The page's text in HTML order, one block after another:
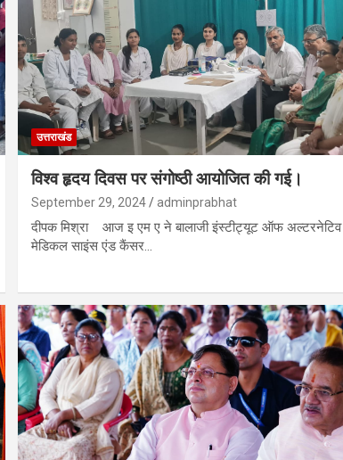
उत्तराखंड
विश्व हृदय दिवस पर संगोष्ठी आयोजित की गई।
September 29, 2024 adminprabhat
दीपक मिश्रा आज इ एम ए ने बालाजी इंस्टीट्यूट ऑफ अल्टरनेटिव
मेडिकल साइंस एंड कैंसर…